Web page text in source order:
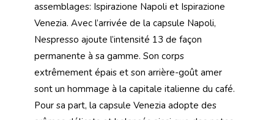
assemblages: Ispirazione Napoli et Ispirazione
Venezia. Avec l’arrivée de la capsule Napoli,
Nespresso ajoute l’intensité 13 de façon
permanente à sa gamme. Son corps
extrêmement épais et son arrière-goût amer
sont un hommage à la capitale italienne du café.
Pour sa part, la capsule Venezia adopte des